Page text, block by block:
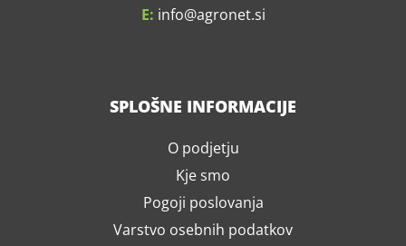
E: info agronet.si
SPLOŠNE INFORMACIJE
O podjetju
Kje smo
Pogoji poslovanja
Varstvo osebnih podatkov